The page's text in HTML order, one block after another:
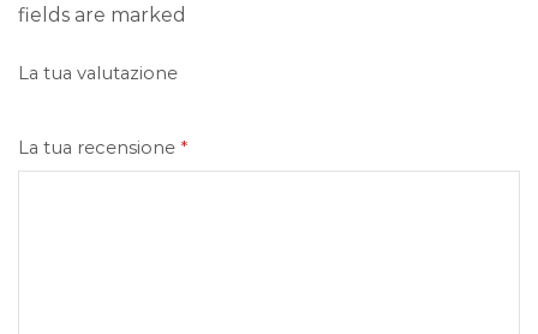
fields are marked
La tua valutazione
La tua recensione *